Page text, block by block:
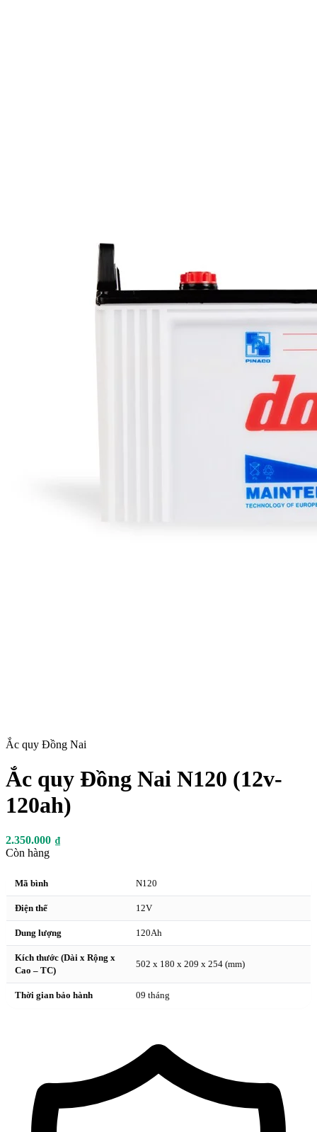
Ắc quy Đồng Nai
Ắc quy Đồng Nai N120 (12v-
120ah)
2.350.000 ₫
Còn hàng
Mã bình N120
Điện thế 12V
Dung lượng 120Ah
Kích thước (Dài x Rộng x
Cao – TC)
502 x 180 x 209 x 254 (mm)
Thời gian bảo hành 09 tháng